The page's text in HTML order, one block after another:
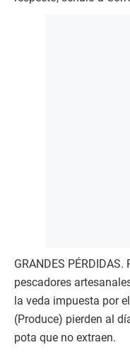
GRANDES
pescadores
la veda impuesta por
(Produce) pierden al
pota que no extraen.